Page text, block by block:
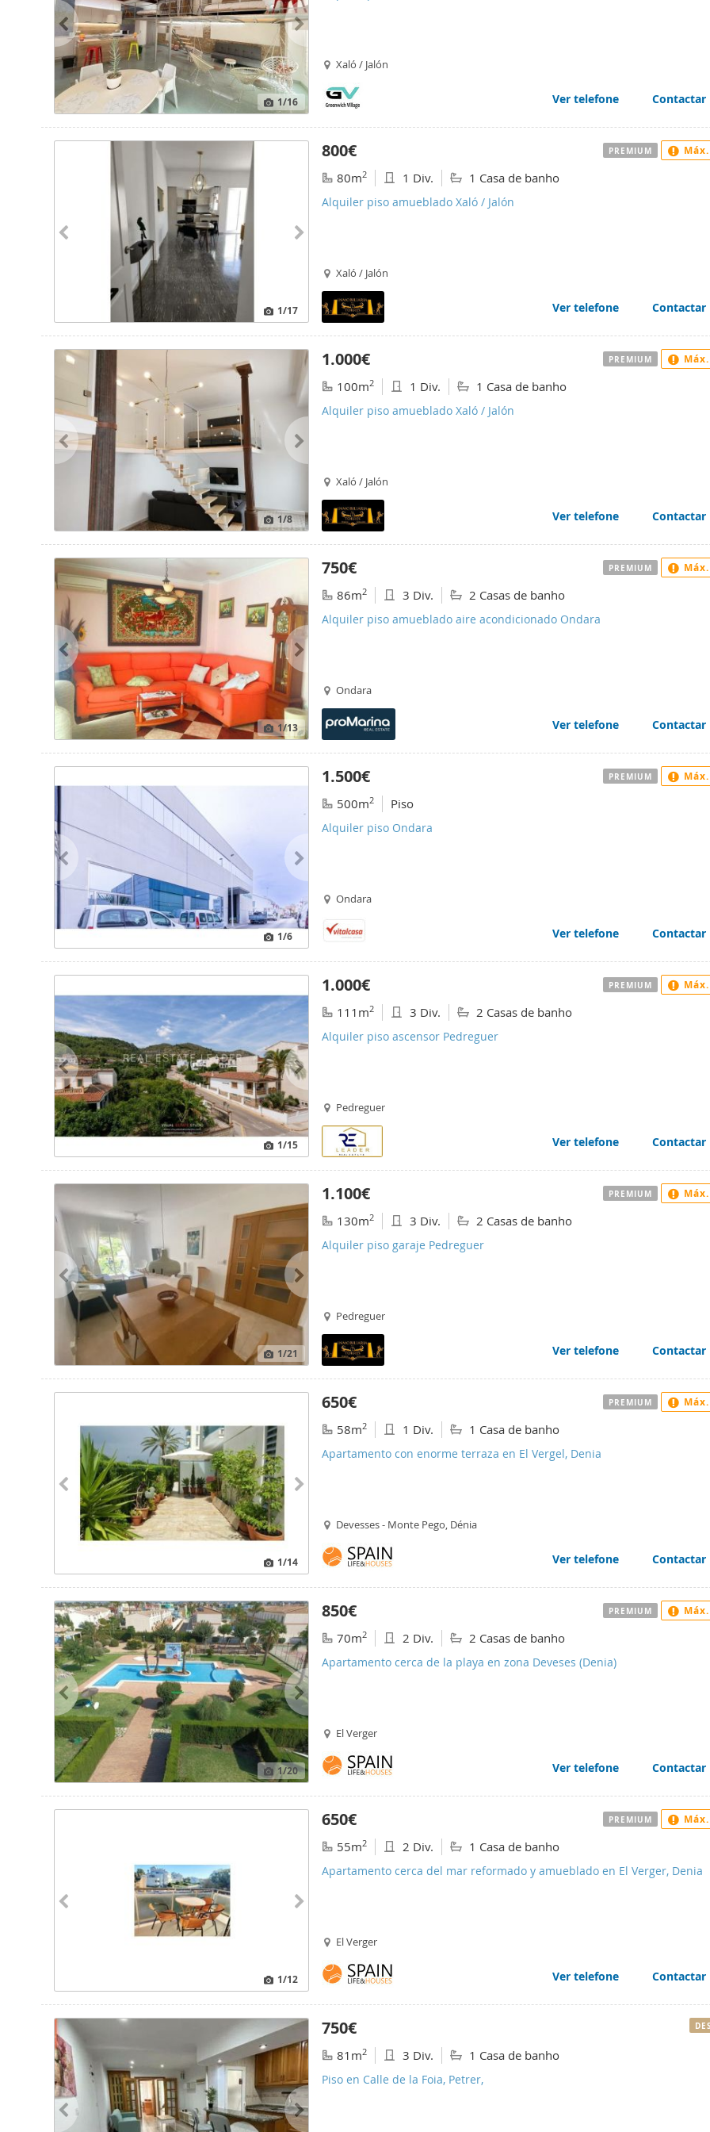
1/16
Xaló / Jalón
Ver telefone Contactar
1/17
800€
80m2 1 Div. 1 Casa de banho
Alquiler piso amueblado Xaló / Jalón
Xaló / Jalón
Ver telefone Contactar
PREMIUM
1/8
1.000€
100m2 1 Div. 1 Casa de banho
Alquiler piso amueblado Xaló / Jalón
Xaló / Jalón
Ver telefone Contactar
PREMIUM
1/13
750€
86m2 3 Div. 2 Casas de banho
Alquiler piso amueblado aire acondicionado Ondara
Ondara
Ver telefone Contactar
PREMIUM
1/6
1.500€
500m2 Piso
Alquiler piso Ondara
Ondara
Ver telefone Contactar
PREMIUM
1/15
1.000€
111m2 3 Div. 2 Casas de banho
Alquiler piso ascensor Pedreguer
Pedreguer
Ver telefone Contactar
PREMIUM
1/21
1.100€
130m2 3 Div. 2 Casas de banho
Alquiler piso garaje Pedreguer
Pedreguer
Ver telefone Contactar
PREMIUM
1/14
650€
58m2 1 Div. 1 Casa de banho
Apartamento con enorme terraza en El Vergel, Denia
Devesses - Monte Pego, Dénia
Ver telefone Contactar
PREMIUM
1/20
850€
70m2 2 Div. 2 Casas de banho
Apartamento cerca de la playa en zona Deveses (Denia)
El Verger
Ver telefone Contactar
PREMIUM
1/12
650€
55m2 2 Div. 1 Casa de banho
Apartamento cerca del mar reformado y amueblado en El Verger, Denia
El Verger
Ver telefone Contactar
PREMIUM
750€
81m2 3 Div. 1 Casa de banho
Piso en Calle de la Foia, Petrer,